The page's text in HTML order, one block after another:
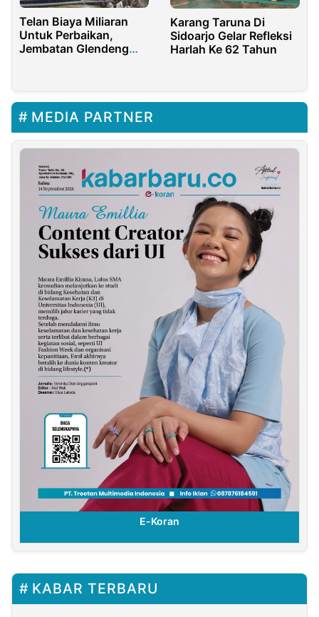
Telan Biaya Miliaran
Untuk Perbaikan,
Jembatan Glendeng
Karang Taruna Di
Sidoarjo Gelar Refleksi
Harlah Ke 62 Tahun
MEDIA PARTNER
E-Koran
KABAR TERBARU